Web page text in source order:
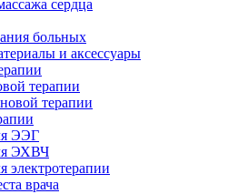
сердца
больных
и аксессуары
терапии
терапии
ЭЭГ
ЭХВЧ
электротерапии
врача